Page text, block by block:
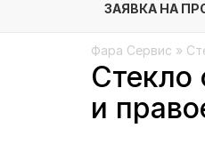
Фара Сервис »
Стекло
и
ЗАЯВКА НА